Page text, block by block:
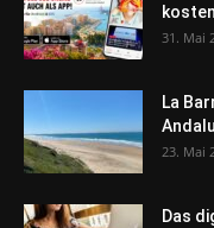
31. Mai
La
23. Mai
Das